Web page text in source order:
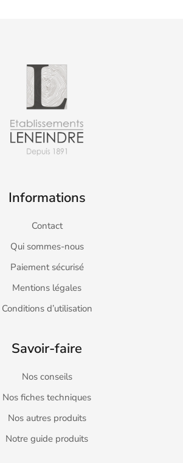
Informations
Contact
Qui sommes-nous
Paiement sécurisé
Mentions légales
Conditions d’utilisation
Savoir-faire
Nos conseils
Nos fiches techniques
Nos autres produits
Notre guide produits